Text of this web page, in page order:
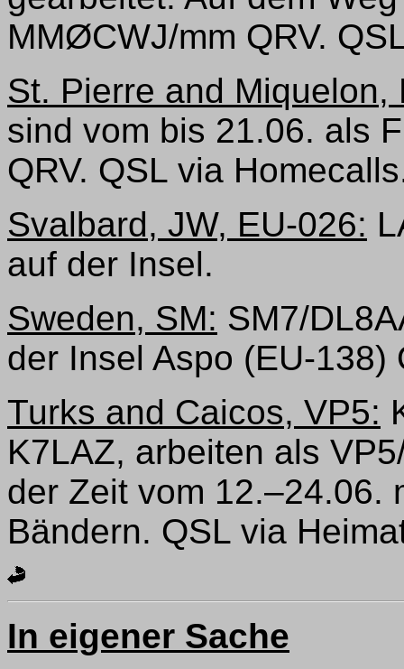
MMØCWJ/mm QRV.
St. Pierre and Miquelon,
sind vom bis 21.06. als
QRV. QSL via
Svalbard, JW, EU-026:
auf der Insel.
Sweden, SM: SM7/
der Insel Aspo (EU-138)
Turks and Caicos, VP5:
K7LAZ, arbeiten als
der Zeit vom 12.–24.06.
Bändern. QSL via
In eigener Sache